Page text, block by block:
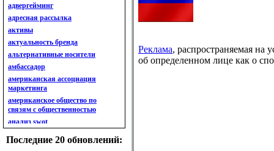
адвергейминг
адресная рассылка
активы
актуальность бренда
альтернативные носители
амбассадор
американская ассоциация
маркетинга
американское общество по
связям с общественностью
анализ swot
анализ бизнес-портфеля
Последние 20 обновлений:
Реклама, распространяемая на
об определенном лице как о